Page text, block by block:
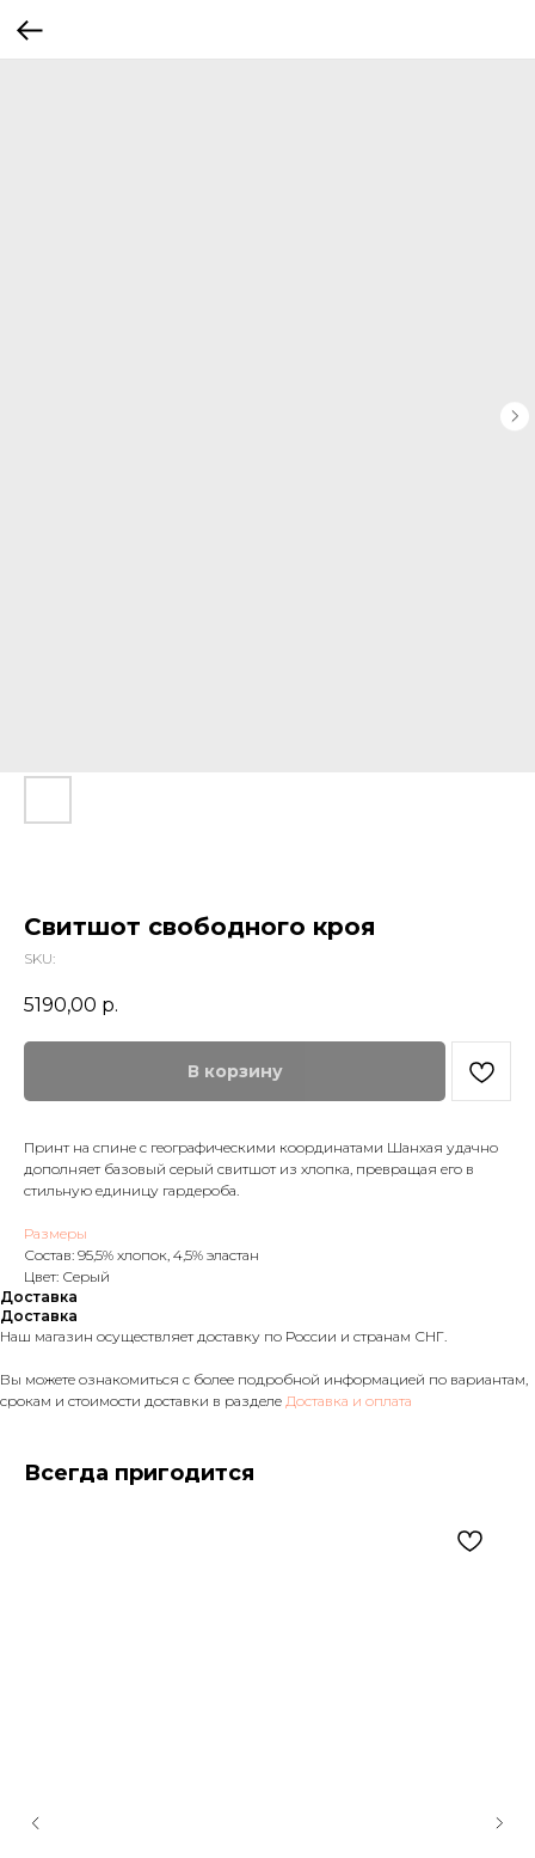
Свитшот свободного кроя
SKU:
5190,00 р.
В корзину
Принт на спине с географическими координатами Шанхая удачно
дополняет базовый серый свитшот из хлопка, превращая его в
стильную единицу гардероба.
Размеры
Состав: 95,5% хлопок, 4,5% эластан
Цвет: Серый
Доставка
Доставка
Наш магазин осуществляет доставку по России и странам СНГ.
Вы можете ознакомиться с более подробной информацией по вариантам,
срокам и стоимости доставки в разделе Доставка и оплата
Всегда пригодится